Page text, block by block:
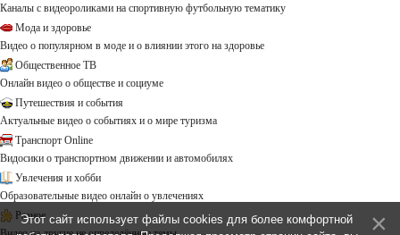
Каналы с видеороликами на спортивную футбольную тематику
Мода и здоровье
Видео о популярном в моде и о влиянии этого на здоровье
Общественное ТВ
Онлайн видео о обществе и социуме
Путешествия и события
Актуальные видео о событиях и о мире туризма
Транспорт Online
Видосики о транспортном движении и автомобилях
Увлечения и хобби
Образовательные видео онлайн о увлечениях
Разное
Этот сайт использует файлы cookies для более комфортной